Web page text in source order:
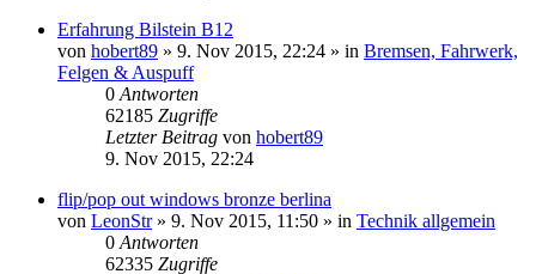
Erfahrung Bilstein B12
von hobert89 » 9. Nov 2015, 22:24 » in Bremsen, Fahrwerk,
Felgen & Auspuff
0 Antworten
62185 Zugriffe
Letzter Beitrag von hobert89
9. Nov 2015, 22:24
flip/pop out windows bronze berlina
von LeonStr» 9. Nov 2015, 11:50 » in Technik allgemein
0 Antworten
62335 Zugriffe